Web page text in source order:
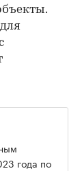
года по